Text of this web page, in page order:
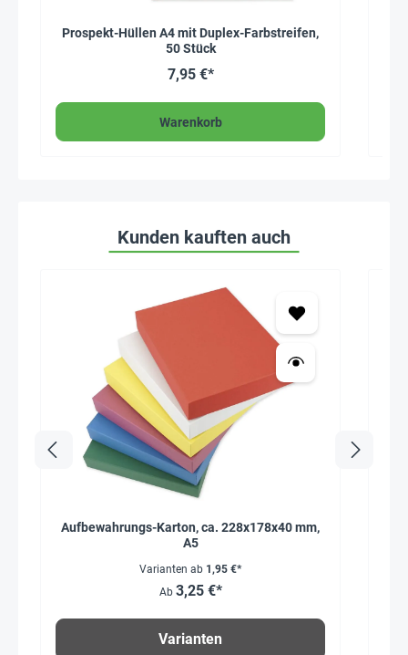
Prospekt-Hüllen A4 mit Duplex-Farbstreifen,
50 Stück
7,95 €*
Warenkorb
Kunden kauften auch
Aufbewahrungs-Karton, ca. 228x178x40 mm,
A5
Varianten ab 1,95 €*
Ab 3,25 €*
Varianten